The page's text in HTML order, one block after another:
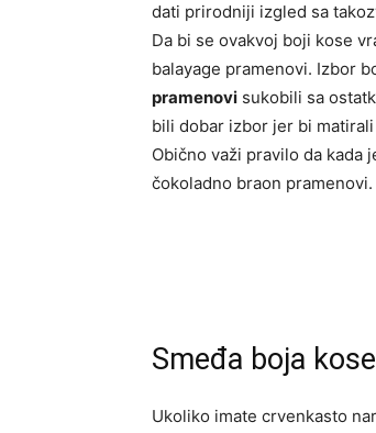
dati prirodniji izgled sa
Da bi se ovakvoj boji kose
balayage pramenovi. Izbor
pramenovi sukobili sa
bili dobar izbor jer bi
Obično važi pravilo da kada
čokoladno braon pramenovi.
Smeđa boja
Ukoliko imate crvenkasto